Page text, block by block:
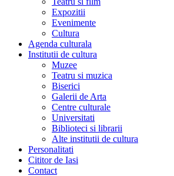
Expozitii
Evenimente
Cultura
Agenda culturala
Institutii de cultura
Muzee
Teatru si muzica
Biserici
Galerii de Arta
Centre culturale
Universitati
Biblioteci si librarii
Alte institutii de cultura
Personalitati
Cititor de Iasi
Contact